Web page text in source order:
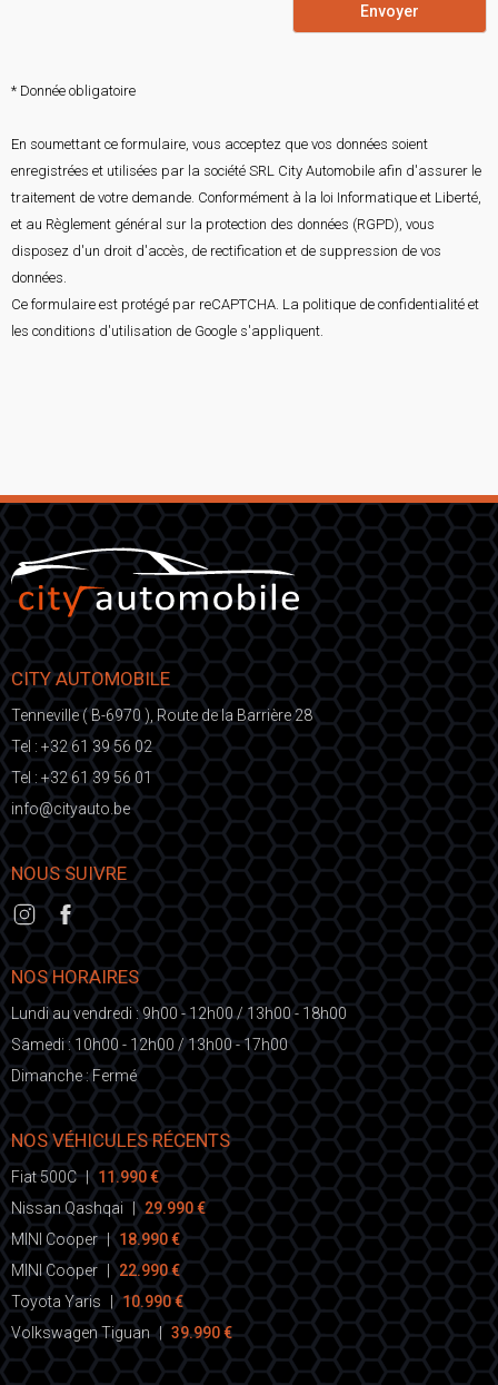
Envoyer
* Donnée obligatoire
En soumettant ce formulaire, vous acceptez que vos données soient
enregistrées et utilisées par la société SRL City Automobile afin d'assurer le
traitement de votre demande. Conformément à la loi Informatique et Liberté,
et au Règlement général sur la protection des données (RGPD), vous
disposez d'un droit d'accès, de rectification et de suppression de vos
données.
Ce formulaire est protégé par reCAPTCHA. La politique de confidentialité et
les conditions d'utilisation de Google s'appliquent.
CITY AUTOMOBILE
Tenneville ( B-6970 ), Route de la Barrière 28
Tel : +32 61 39 56 02
Tel : +32 61 39 56 01
eb.otuayt
ic@o
fni
NOUS SUIVRE
NOS HORAIRES
Lundi au vendredi : 9h00 - 12h00 / 13h00 - 18h00
Samedi : 10h00 - 12h00 / 13h00 - 17h00
Dimanche : Fermé
NOS VÉHICULES RÉCENTS
Fiat 500C | 11.990 €
Nissan Qashqai
| 29.990 €
MINI Cooper | 18.990 €
MINI Cooper
22.990 €
Toyota Yaris
10.990 €
Volkswagen Tiguan | 39.990 €